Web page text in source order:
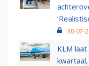
30-07-
KLM